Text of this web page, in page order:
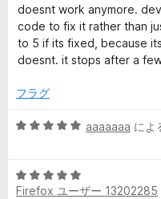
階
中
1
の
価
doesnt work anymore.
code to fix it rather than
to 5 if its fixed, because
doesnt. it stops after a
フラグ
5
中
5
aaaaaaa によ
5
段
Firefox ユーザー 13202285